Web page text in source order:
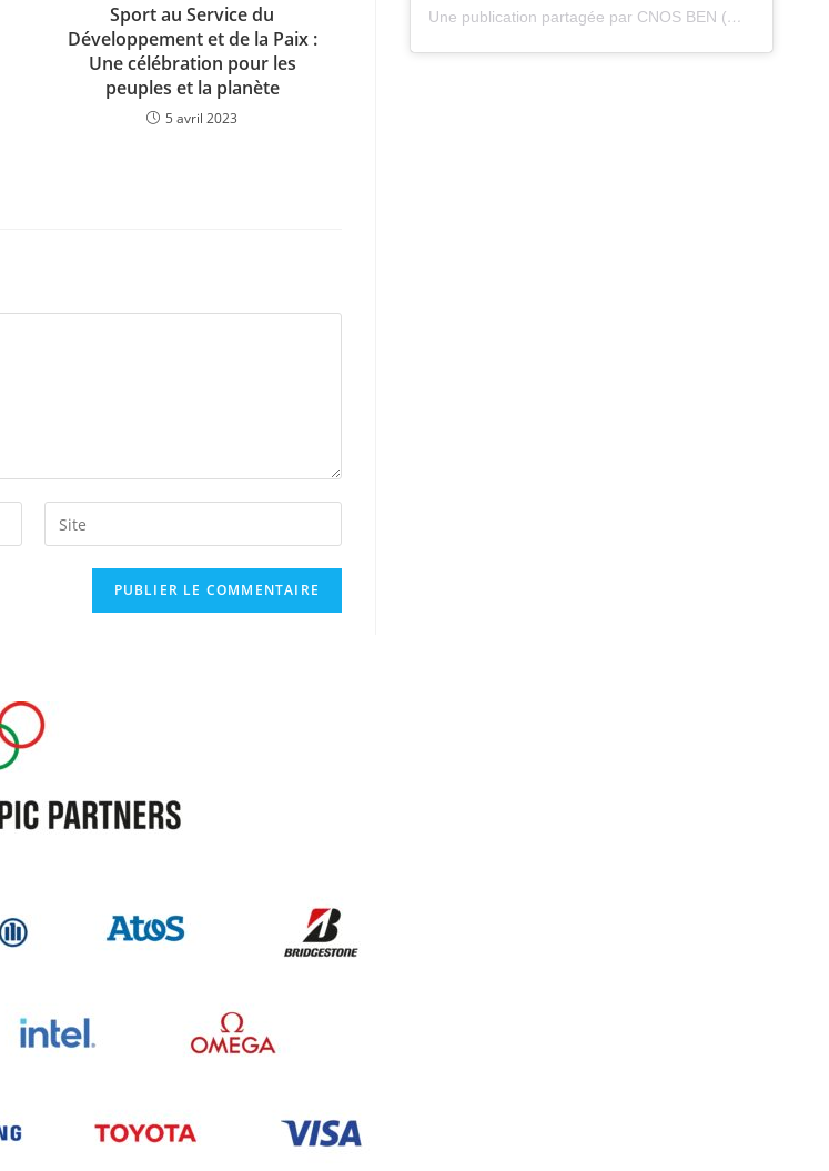
Sport au Service du
Développement et de la Paix :
Une célébration pour les
peuples et la planète
5 avril 2023
Une publication partagée par CNOS BEN (@cnos_ben)